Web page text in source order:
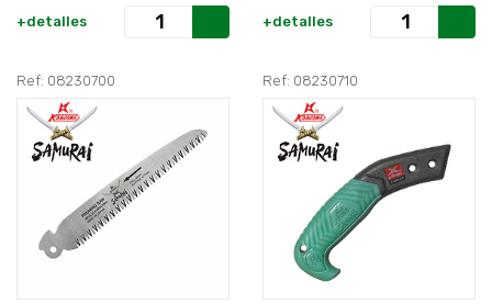
+detalles +detalles
Ref: 08230700 Ref: 08230710